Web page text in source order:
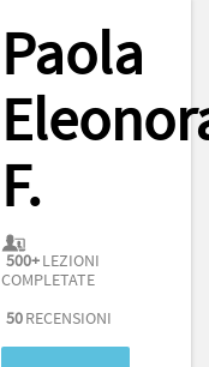
Paola
F.
500+LEZIONI
COMPLETATE
50RECENSIONI